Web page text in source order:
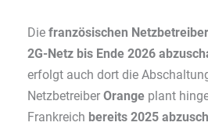
Die französischen Netzbetreiber
2G-Netz bis Ende 2026
erfolgt auch dort die
Netzbetreiber Orange plant
Frankreich bereits 2025